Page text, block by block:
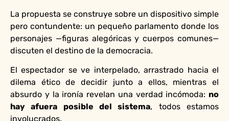
La propuesta se construye sobre un dispositivo simple
pero contundente: un pequeño parlamento donde los
personajes —figuras alegóricas y cuerpos comunes—
discuten el destino de la democracia.
El espectador se ve interpelado, arrastrado hacia el
dilema ético de decidir junto a ellos, mientras el
absurdo y la ironía revelan una verdad incómoda: no
hay afuera posible del sistema, todos estamos
involucrados.